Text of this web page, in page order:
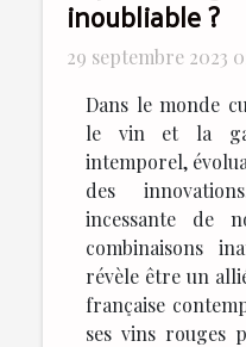
inoubliable ?
29 septembre 2023
Dans le monde
le vin et la
intemporel,
des
incessante de
combinaisons
révèle être un
française
ses vins rouges